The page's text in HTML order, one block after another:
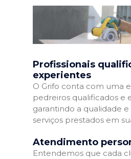
Profissionais
experientes
O Grifo conta com uma
pedreiros qualificados e
garantindo a qualidade e
serviços prestados em
Atendimento
Entendemos que cada